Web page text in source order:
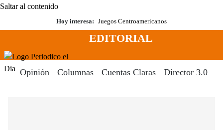
Saltar al contenido
Hoy interesa: Juegos Centroamericanos
Menú
EDITORIAL
Opinión Columnas Cuentas Claras Director 3.0